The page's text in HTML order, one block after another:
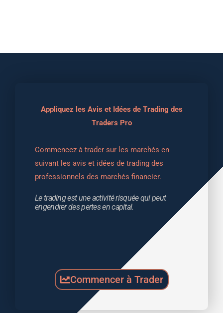
Appliquez les Avis et Idées de Trading des
Traders Pro
Commencez à trader sur les marchés en
suivant les avis et idées de trading des
professionnels des marchés financier.
Le trading est une activité risquée qui peut
engendrer des pertes en capital.
Commencer à Trader